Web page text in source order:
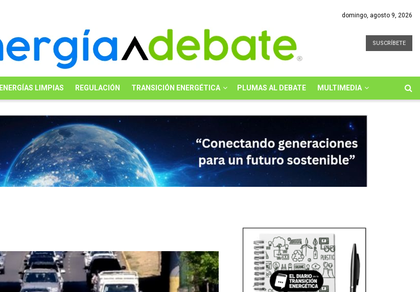
domingo, agosto 9, 2026
SUSCRÍBETE
ENERGÍAS LIMPIAS REGULACIÓN TRANSICIÓN ENERGÉTICA PLUMAS AL DEBATE MULTIMEDIA